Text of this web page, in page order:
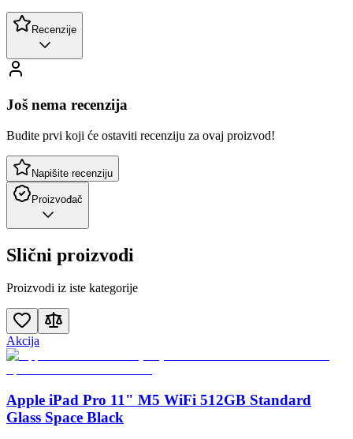
Recenzije
Još nema recenzija
Budite prvi koji će ostaviti recenziju za ovaj proizvod!
Napišite recenziju
Proizvođač
Slični proizvodi
Proizvodi iz iste kategorije
Akcija
Apple iPad Pro 11" M5 WiFi 512GB Standard
Glass Space Black